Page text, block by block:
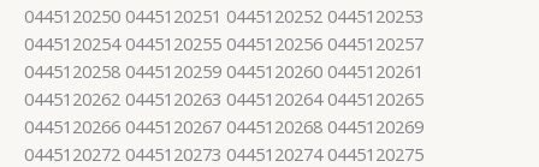
0445120250 0445120251 0445120252 0445120253
0445120254 0445120255 0445120256 0445120257
0445120258 0445120259 0445120260 0445120261
0445120262 0445120263 0445120264 0445120265
0445120266 0445120267 0445120268 0445120269
0445120272 0445120273 0445120274 0445120275